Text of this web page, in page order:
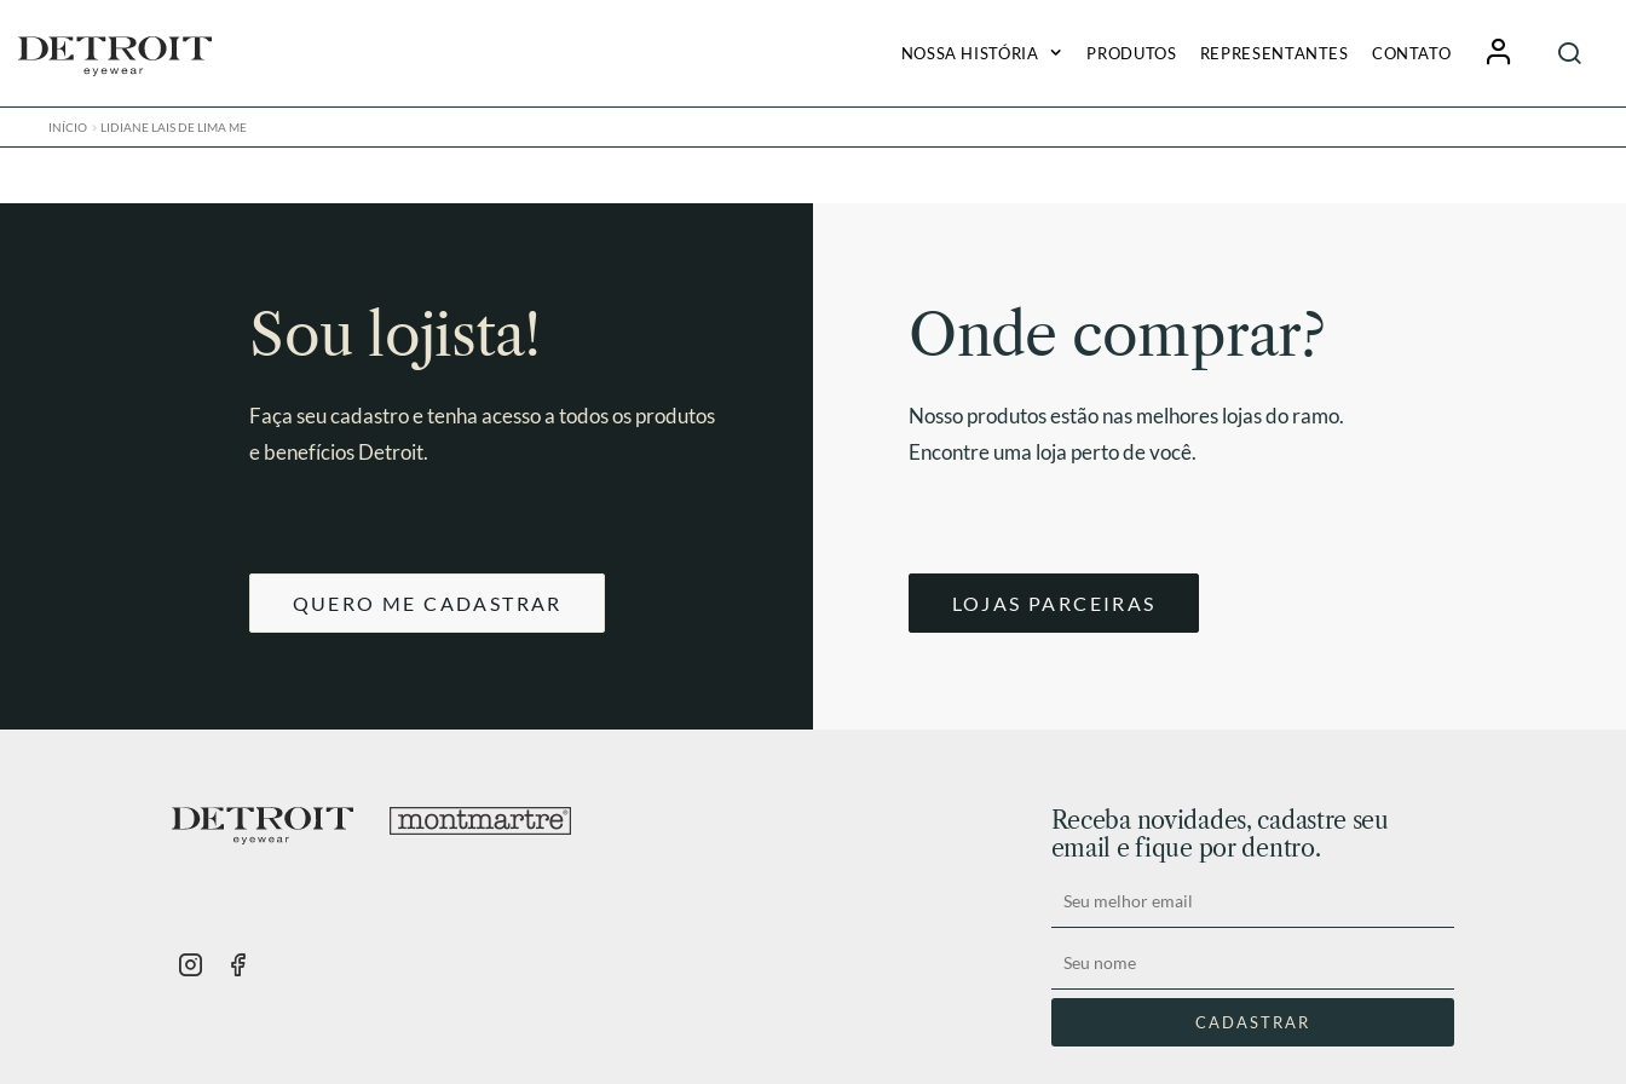
navegação
o
conteúdo
NOSSA HISTÓRIA PRODUTOS REPRESENTANTES CONTATO
por:
INÍCIO LIDIANE LAIS DE LIMA ME
Sou lojista!
Faça seu cadastro e tenha acesso a todos os produtos
e benefícios Detroit.
QUERO ME CADASTRAR
Onde comprar?
Nosso produtos estão nas melhores lojas do ramo.
Encontre uma loja perto de você.
LOJAS PARCEIRAS
Receba novidades, cadastre seu
email e fique por dentro.